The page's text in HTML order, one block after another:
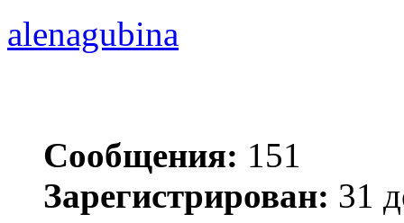
alenagubina
Сообщения: 151
Зарегистрирован: 31